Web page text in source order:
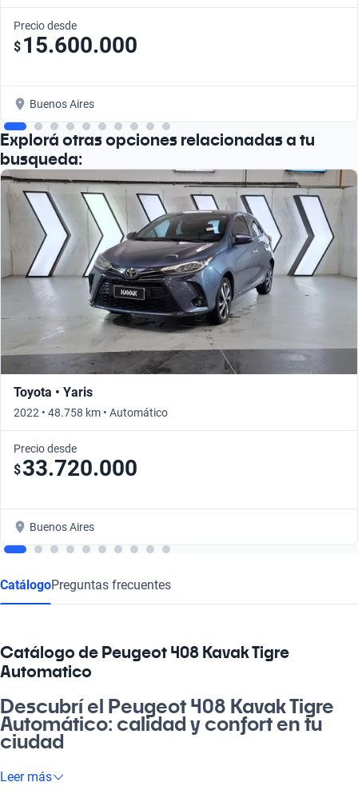
Precio desde
$ 15.600.000
Buenos Aires
Explorá otras opciones relacionadas a tu
busqueda:
Toyota • Yaris
2022 • 48.758 km • Automático
Precio desde
$33.720.000
Buenos Aires
CatálogoPreguntas frecuentes
Catálogo de Peugeot 408 Kavak Tigre
Automatico
Descubrí el Peugeot 408 Kavak Tigre
Automático: calidad y confort en tu
ciudad
¿Qué te parece disfrutar de la libertad que te brinda el Peugeot
Leer más